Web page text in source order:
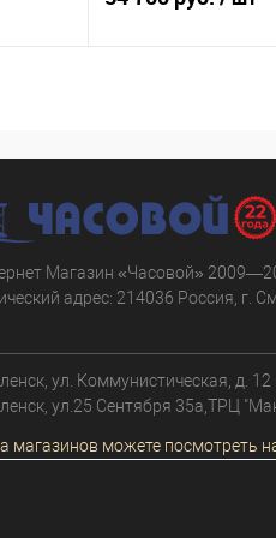
Купить в 1 клик
В избранное
Магазин «Часовой»
адрес: 214036 Россия, г.
ул. Коммунистическая, д. 12
ул.25 Сентября 35а,ТРЦ
магазинов можете посмотреть